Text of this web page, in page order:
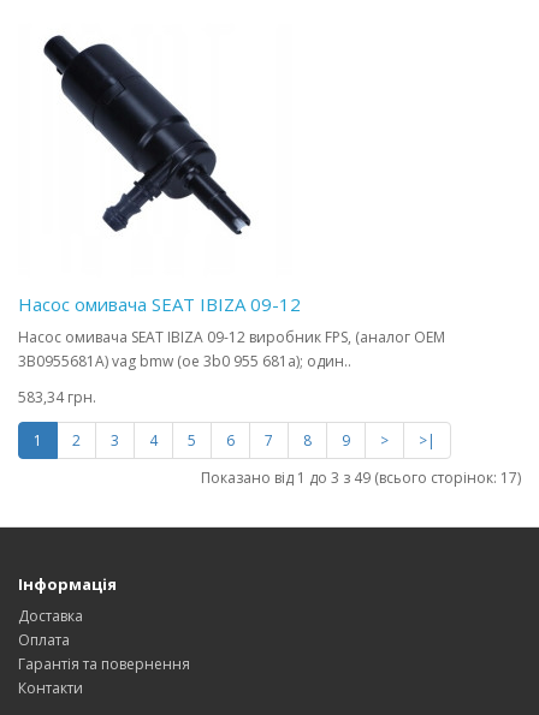
Насос омивача SEAT IBIZA 09-12
Насос омивача SEAT IBIZA 09-12 виробник FPS, (аналог OEM
3B0955681A) vag bmw (oe 3b0 955 681a); один..
583,34 грн.
1 2 3 4 5 6 7 8 9 >
>|
Показано від 1 до 3 з 49 (всього сторінок: 17)
Інформація
Доставка
Оплата
Гарантія та повернення
Контакти